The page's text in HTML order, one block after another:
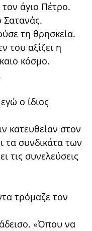
άγιο Πέτρο.
Σατανάς.
τη θρησκεία.
του αξίζει η
κόσμο.
ο ίδιος
κατευθείαν στον
τα συνδικάτα των
τις συνελεύσεις
τρόμαζε τον
«Όπου να